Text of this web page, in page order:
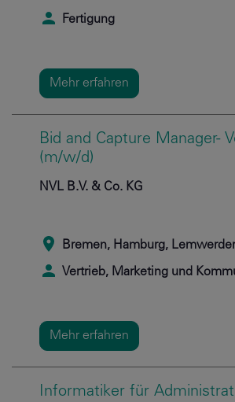
Fertigung
Mehr erfahren
Bid and Capture Manager-
(m/w/d)
NVL B.V. & Co. KG
Bremen, Hamburg, Lemwerder
Vertrieb, Marketing und
Mehr erfahren
Informatiker für